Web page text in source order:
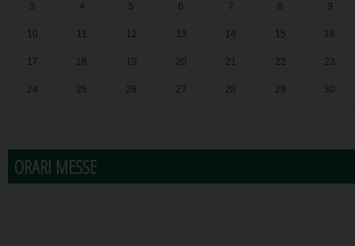
3 4 5 6 7 8 9
10 11 12 13 14 15 16
17 18 19 20 21 22 23
24 25 26 27 28 29 30
ORARI MESSE